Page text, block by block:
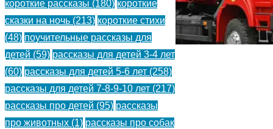
Анны
Сон
Как
самосвал
короткие рассказы (180) короткие
сказки на ночь (213) короткие стихи
(48) поучительные рассказы для
детей (59) рассказы для детей 3-4 лет
(60) рассказы для детей 5-6 лет (258)
рассказы для детей 7-8-9-10 лет (217)
рассказы про детей (95) рассказы
про животных (1) рассказы про собак